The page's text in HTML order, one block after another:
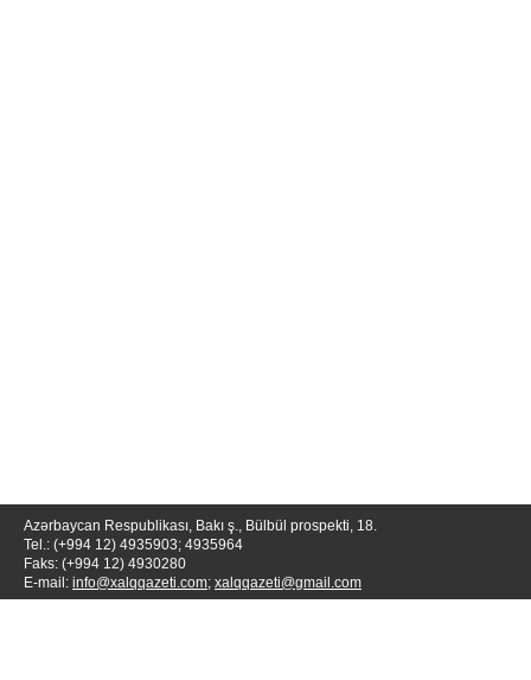
Azərbaycan Respublikası, Bakı ş., Bülbül prospekti, 18.
Tel.: (+994 12) 4935903; 4935964
Faks: (+994 12) 4930280
E-mail: info@xalqqazeti.com; xalqqazeti@gmail.com